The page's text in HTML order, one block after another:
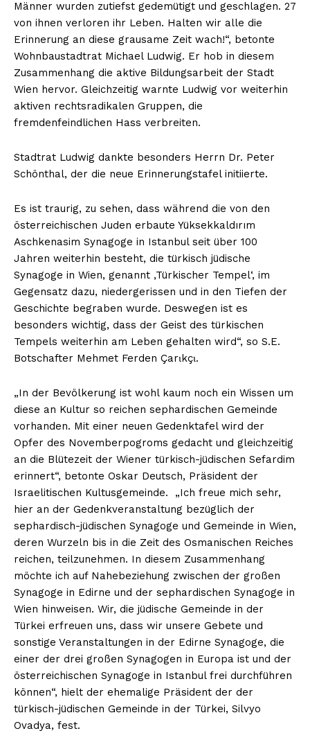
Männer wurden zutiefst gedemütigt und geschlagen. 27
von ihnen verloren ihr Leben. Halten wir alle die
Erinnerung an diese grausame Zeit wach!“, betonte
Wohnbaustadtrat Michael Ludwig. Er hob in diesem
Zusammenhang die aktive Bildungsarbeit der Stadt
Wien hervor. Gleichzeitig warnte Ludwig vor weiterhin
aktiven rechtsradikalen Gruppen, die
fremdenfeindlichen Hass verbreiten.
Stadtrat Ludwig dankte besonders Herrn Dr. Peter
Schönthal, der die neue Erinnerungstafel initiierte.
Es ist traurig, zu sehen, dass während die von den
österreichischen Juden erbaute Yüksekkaldırım
Aschkenasim Synagoge in Istanbul seit über 100
Jahren weiterhin besteht, die türkisch jüdische
Synagoge in Wien, genannt ,Türkischer Tempel‘, im
Gegensatz dazu, niedergerissen und in den Tiefen der
Geschichte begraben wurde. Deswegen ist es
besonders wichtig, dass der Geist des türkischen
Tempels weiterhin am Leben gehalten wird“, so S.E.
Botschafter Mehmet Ferden Çarιkçι.
„In der Bevölkerung ist wohl kaum noch ein Wissen um
diese an Kultur so reichen sephardischen Gemeinde
vorhanden. Mit einer neuen Gedenktafel wird der
Opfer des Novemberpogroms gedacht und gleichzeitig
an die Blütezeit der Wiener türkisch-jüdischen Sefardim
erinnert“, betonte Oskar Deutsch, Präsident der
Israelitischen Kultusgemeinde. „Ich freue mich sehr,
hier an der Gedenkveranstaltung bezüglich der
sephardisch-jüdischen Synagoge und Gemeinde in Wien,
deren Wurzeln bis in die Zeit des Osmanischen Reiches
reichen, teilzunehmen. In diesem Zusammenhang
möchte ich auf Nahebeziehung zwischen der großen
Synagoge in Edirne und der sephardischen Synagoge in
Wien hinweisen. Wir, die jüdische Gemeinde in der
Türkei erfreuen uns, dass wir unsere Gebete und
sonstige Veranstaltungen in der Edirne Synagoge, die
einer der drei großen Synagogen in Europa ist und der
österreichischen Synagoge in Istanbul frei durchführen
können“, hielt der ehemalige Präsident der der
türkisch-jüdischen Gemeinde in der Türkei, Silvyo
Ovadya, fest.